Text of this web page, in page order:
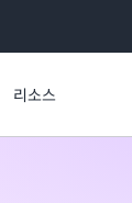
리소스